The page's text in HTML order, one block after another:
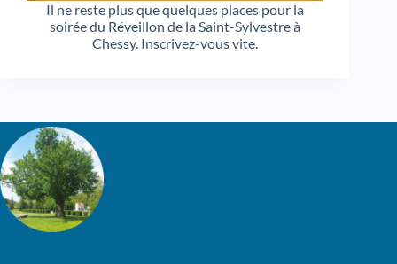
Il ne reste plus que quelques places pour la
soirée du Réveillon de la Saint-Sylvestre à
Chessy. Inscrivez-vous vite.